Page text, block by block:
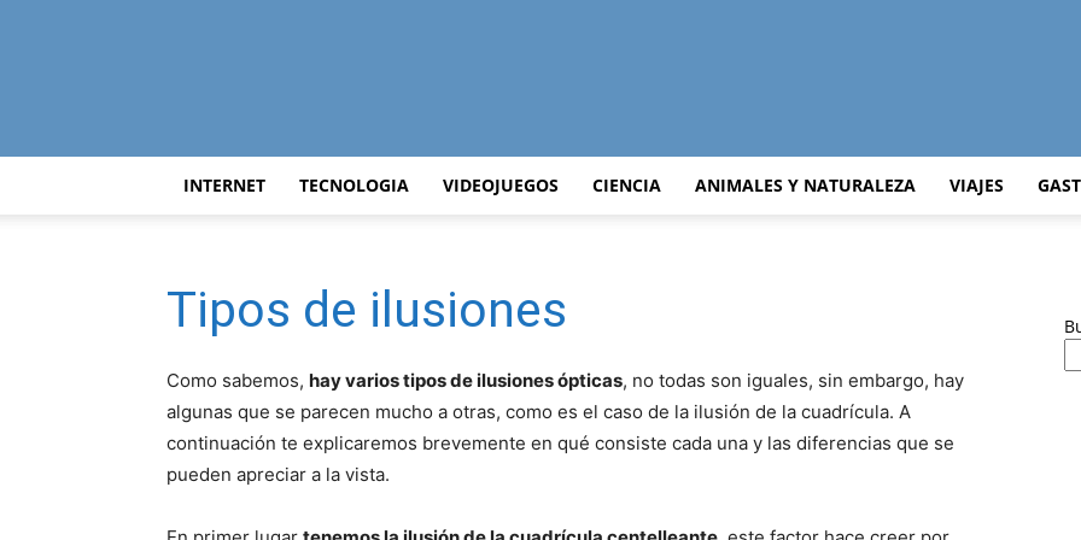
Curiosidades
INTERNET TECNOLOGIA VIDEOJUEGOS CIENCIA ANIMALES Y NATURALEZA VIAJES
Tipos de ilusiones
Como sabemos, hay varios tipos de ilusiones ópticas, no todas son iguales, sin embargo, hay
algunas que se parecen mucho a otras, como es el caso de la ilusión de la cuadrícula. A
continuación te explicaremos brevemente en qué consiste cada una y las diferencias que se
pueden apreciar a la vista.